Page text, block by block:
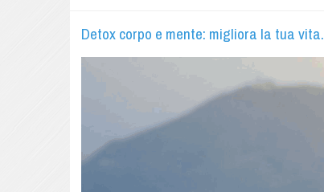
Detox corpo e mente: migliora la tua vita.